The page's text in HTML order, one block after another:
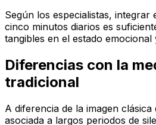
Según los especialistas, integrar
cinco minutos diarios es
tangibles en el estado emocional
Diferencias con la
tradicional
A diferencia de la imagen clásica
asociada a largos periodos de